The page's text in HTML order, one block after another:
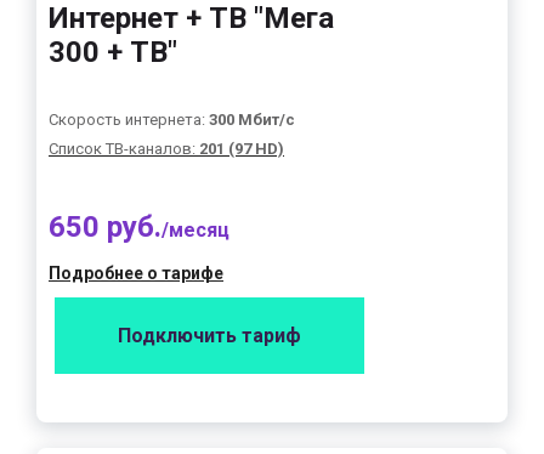
Интернет + ТВ "Мега
300 + ТВ"
Скорость интернета: 300 Мбит/с
Список ТВ-каналов: 201 (97 HD)
650 руб./месяц
Подробнее о тарифе
Подключить тариф